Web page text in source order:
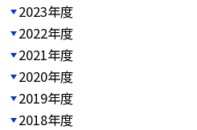
2023年度
2022年度
2021年度
2020年度
2019年度
2018年度